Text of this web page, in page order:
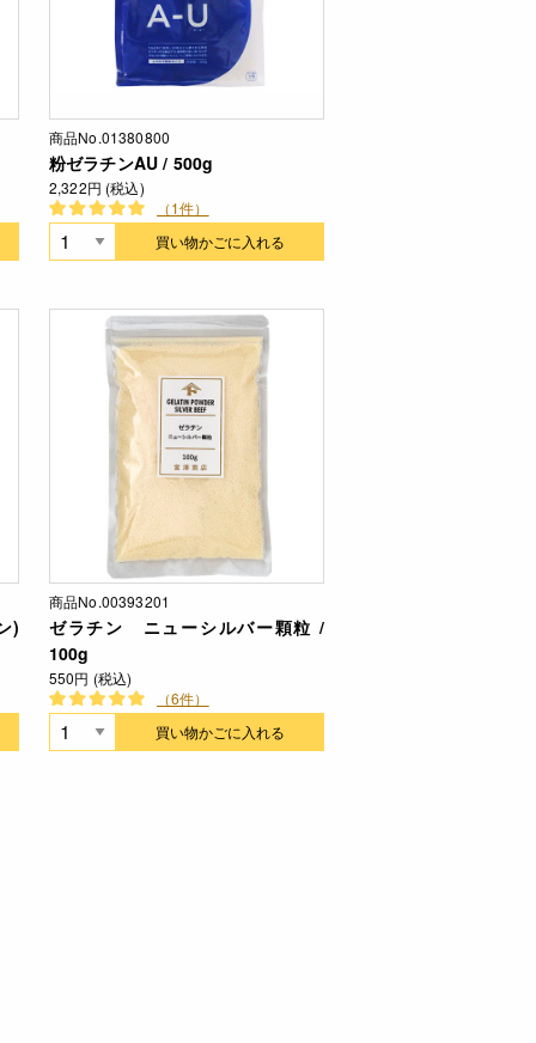
商品No.01380800
粉ゼラチンAU / 500g
2,322円 (税込)
（1件）
買い物かごに入れる
)
商品No.00393201
ゼラチン ニューシルバー顆粒 /
100g
550円 (税込)
（6件）
買い物かごに入れる